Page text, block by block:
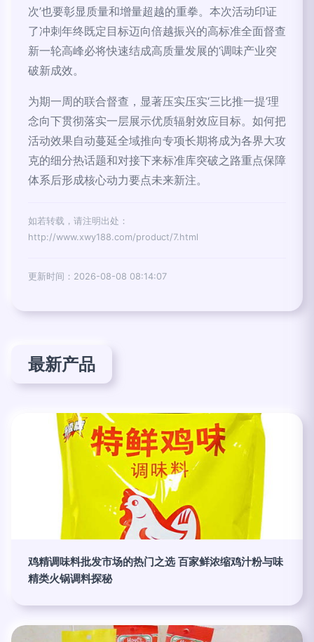
次’也要彰显质量和增量超越的重拳。本次活动印证
了冲刺年终既定目标迈向倍越振兴的高标准全面督查
新一轮高峰必将快速结成高质量发展的‘调味产业突
破新成效。
为期一周的联合督查，显著压实压实‘三比推一提’理
念向下贯彻落实一层展示优质辐射效应目标。如何把
活动效果自动蔓延全域推向专项长期将成为各界大攻
克的细分热话题和对接下来标准库突破之路重点保障
体系后形成核心动力要点未来新注。
如若转载，请注明出处：
http://www.xwy188.com/product/7.html
更新时间：2026-08-08 08:14:07
最新产品
鸡精调味料批发市场的热门之选 百家鲜浓缩鸡汁粉与味
精类火锅调料探秘